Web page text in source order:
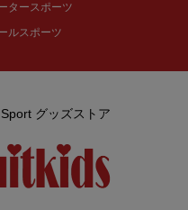
タースポーツ
ルスポーツ
グッズストア